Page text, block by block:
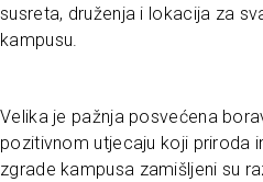
susreta, druženja i lokacija za
kampusu.
Velika je pažnja posvećena
pozitivnom utjecaju koji priroda
zgrade kampusa zamišljeni su